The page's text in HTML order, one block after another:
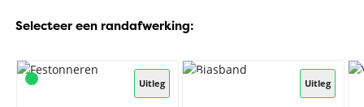
Selecteer een randafwerking:
Uitleg Uitleg